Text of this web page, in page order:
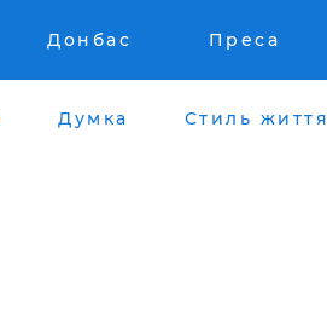
Донбас Преса
Думка Стиль життя